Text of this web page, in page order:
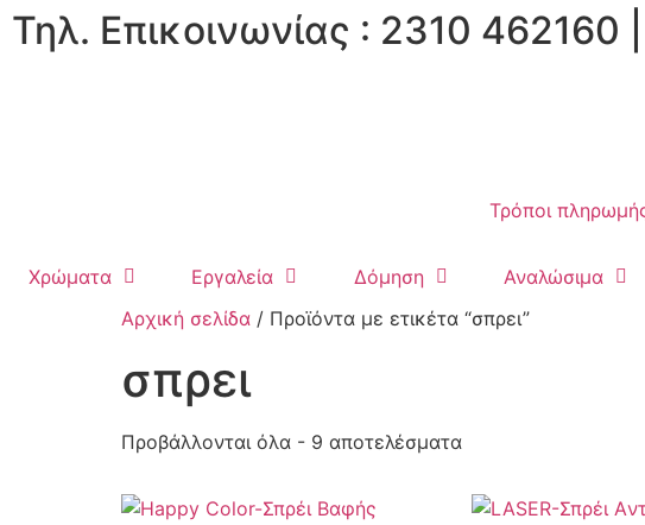
Τηλ. Επικοινωνίας : 2310
Τρόποι
Χρώματα Εργαλεία Δόμηση Αναλώσιμα
Αρχική σελίδα / Προϊόντα με ετικέτα “σπρει”
σπρει
Προβάλλονται όλα - 9 αποτελέσματα